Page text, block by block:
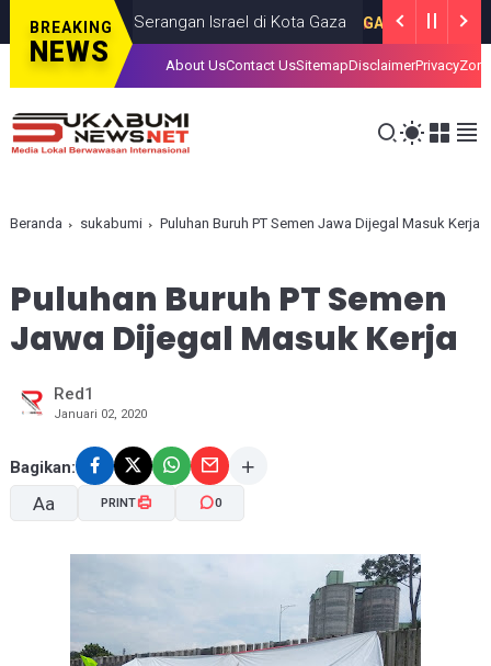
BREAKING
NEWS
dalam Serangan Israel di Kota Gaza GAZA JULY 19, 2026
About UsContact UsSitemapDisclaimerPrivacy
Beranda sukabumi Puluhan Buruh PT Semen Jawa Dijegal Masuk Kerja
Puluhan Buruh PT Semen
Jawa Dijegal Masuk Kerja
Red1
Januari 02, 2020
Bagikan:
Aa PRINT 0